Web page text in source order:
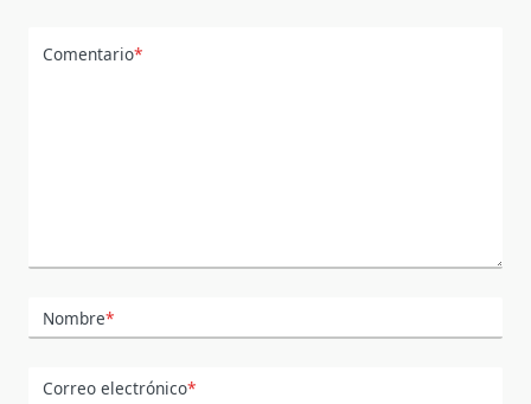
Comentario*
Nombre*
Correo electrónico*